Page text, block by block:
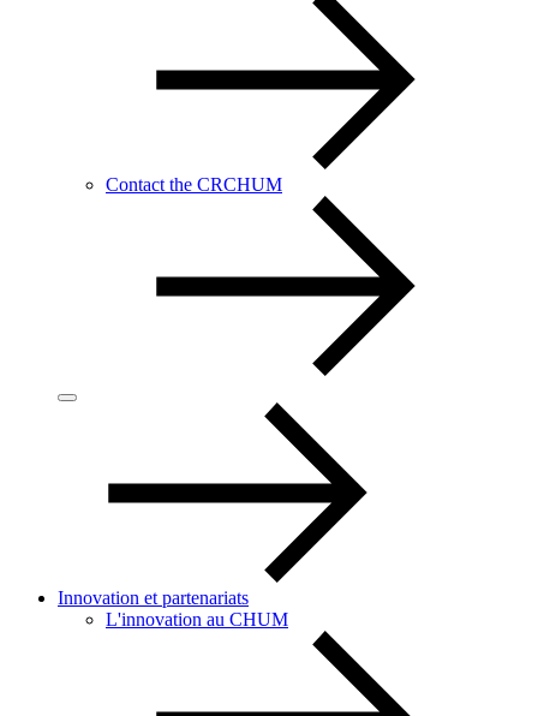
Contact the CRCHUM
Innovation et partenariats
L'innovation au CHUM